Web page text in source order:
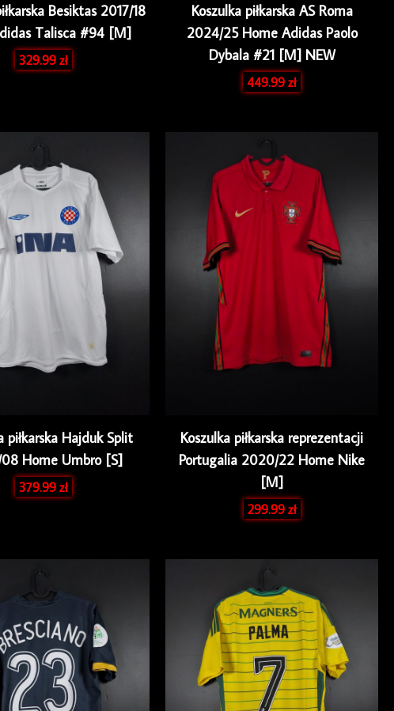
Besiktas 2017/18
Talisca #94 [M]
329.99zł
Koszulka piłkarska AS Roma
2024/25 Home Adidas Paolo
Dybala #21 [M] NEW
449.99zł
piłkarska Hajduk Split
Home Umbro [S]
379.99zł
Koszulka piłkarska reprezentacji
Portugalia 2020/22 Home Nike
[M]
299.99zł